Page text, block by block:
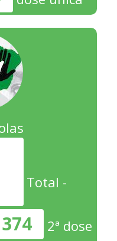
Total -
374
2ª dose